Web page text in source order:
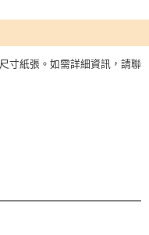
寸紙張。如需詳細資訊，請聯